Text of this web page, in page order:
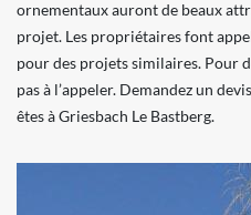
ornementaux auront de beaux
projet. Les propriétaires font
pour des projets similaires. Pour
pas à l’appeler. Demandez un
êtes à Griesbach Le Bastberg.